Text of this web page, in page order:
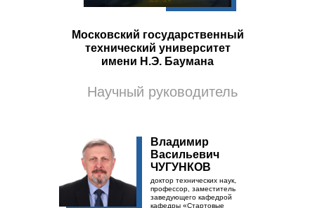
Московский государственный
технический университет
имени Н.Э. Баумана
Владимир
Васильевич
ЧУГУНКОВ
Научный руководитель
доктор технических наук,
профессор, заместитель
заведующего кафедрой
кафедры «Стартовые